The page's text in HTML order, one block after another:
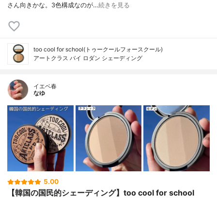
さん向きかな。3色構成なのが…続きを見る
too cool for school(トゥークールフォースクール)
アートクラス バイ ロダン シェーディング
イエベ春
なゆ
5.00
【韓国の国民的シェーディング】too cool for school